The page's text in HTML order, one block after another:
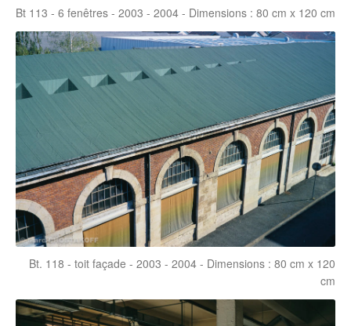
Bt 113 - 6 fenêtres - 2003 - 2004 - Dimensions : 80 cm x 120 cm
Bt. 118 - toit façade - 2003 - 2004 - Dimensions : 80 cm x 120
cm